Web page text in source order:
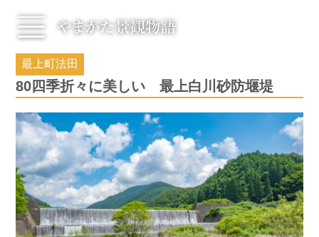
村山エリア
置賜エリア
お知らせ
新着ニュース
新着イベント
景観物語
景観の楽しみ方
景観物語とは
最上町法田
80四季折々に美しい 最上白川砂防堰堤